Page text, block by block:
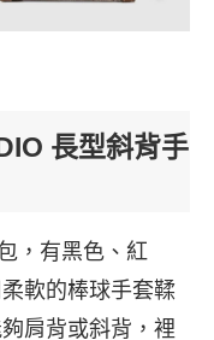
長型斜背手
，有黑色、紅
軟的棒球手套鞣
肩背或斜背，裡